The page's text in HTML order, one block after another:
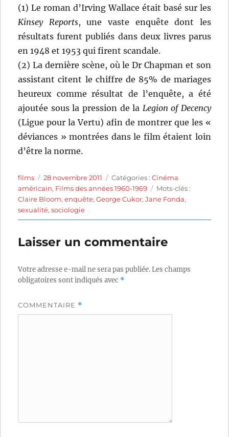
(1) Le roman d’Irving Wallace était basé sur les
Kinsey Reports, une vaste enquête dont les
résultats furent publiés dans deux livres parus
en 1948 et 1953 qui firent scandale.
(2) La dernière scène, où le Dr Chapman et son
assistant citent le chiffre de 85% de mariages
heureux comme résultat de l’enquête, a été
ajoutée sous la pression de la Legion of Decency
(Ligue pour la Vertu) afin de montrer que les «
déviances » montrées dans le film étaient loin
d’être la norme.
Auteur
films
Publié
le
28 novembre 2011 Catégories
Catégories :Cinéma
américain, Films des années 1960-1969 Étiquettes
Mots-clés :
Claire Bloom,enquête,George Cukor,Jane Fonda,
sexualité,sociologie
Laisser un commentaire
Votre adresse e-mail ne sera pas publiée.Les champs
obligatoires sont indiqués avec *
COMMENTAIRE *